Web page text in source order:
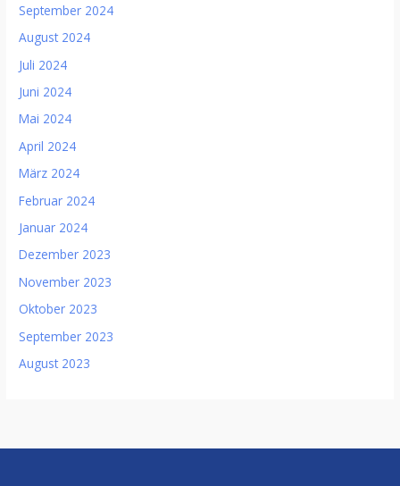
September 2024
August 2024
Juli 2024
Juni 2024
Mai 2024
April 2024
März 2024
Februar 2024
Januar 2024
Dezember 2023
November 2023
Oktober 2023
September 2023
August 2023